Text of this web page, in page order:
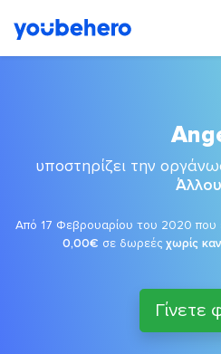
υποστηρίζει την
Από 17 Φεβρουαρίου του 2020 που
0,00€ σε δωρεές χωρίς
Γίνετε